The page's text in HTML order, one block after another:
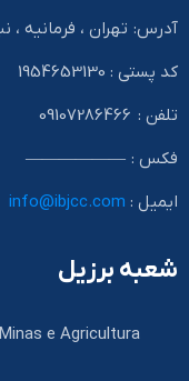
آدرس: تهران ، فرمانیه
کد پستی : 1954653130
تلفن : 09107286466
فکس : ——————
ایمیل : info@ibjcc.com
شعبه برزیل
e Agricultura